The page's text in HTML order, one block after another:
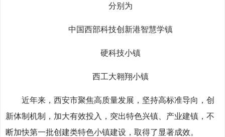
分别为
中国西部科技创新港智慧学镇
硬科技小镇
西工大翱翔小镇
近年来，西安市聚焦高质量发展，坚持高标准导向，创
新体制机制，加大有效投入，突出特色兴镇、产业建镇，不
断加快第一批创建类特色小镇建设，取得了显著成效。